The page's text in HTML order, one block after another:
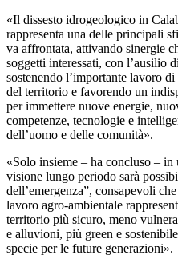
«Il dissesto idrogeologico in
rappresenta una delle principali
va affrontata, attivando sinergie
soggetti interessati, con l’ausilio
sostenendo l’importante lavoro
del territorio e favorendo un
per immettere nuove energie,
competenze, tecnologie e
dell’uomo e delle comunità».
«Solo insieme – ha concluso – in
visione lungo periodo sarà
dell’emergenza”, consapevoli
lavoro agro-ambientale
territorio più sicuro, meno
e alluvioni, più green e
specie per le future generazioni».